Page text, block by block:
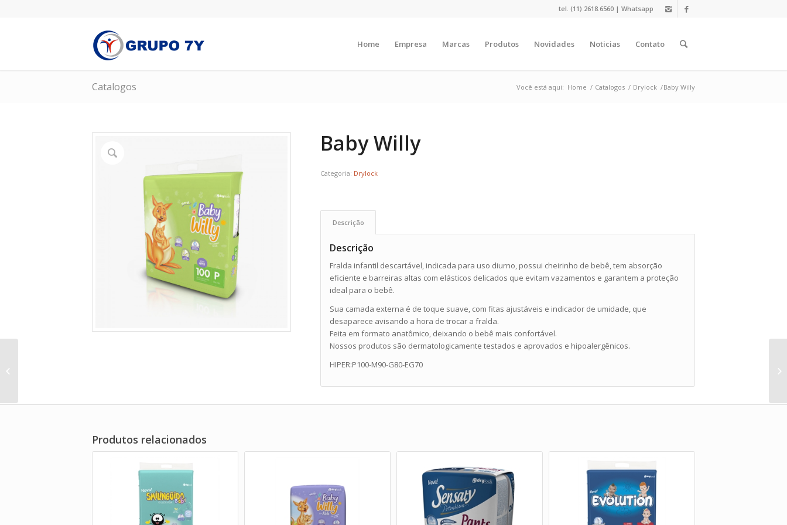
tel. (11) 2618.6560 | Whatsapp
Home Empresa Marcas Produtos Novidades Noticias Contato
Catalogos Você está aqui: Home / Catalogos / Drylock /Baby Willy
Baby Willy
Categoria: Drylock
Descrição
Descrição
Fralda infantil descartável, indicada para uso diurno, possui cheirinho de bebê, tem absorção
eficiente e barreiras altas com elásticos delicados que evitam vazamentos e garantem a proteção
ideal para o bebê.
Sua camada externa é de toque suave, com fitas ajustáveis e indicador de umidade, que
desaparece avisando a hora de trocar a fralda.
Feita em formato anatômico, deixando o bebê mais confortável.
Nossos produtos são dermatologicamente testados e aprovados e hipoalergênicos.
HIPER:P100-M90-G80-EG70
Produtos relacionados